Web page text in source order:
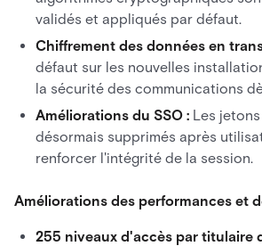
validés et appliqués par défaut.
Chiffrement des données en
défaut sur les nouvelles
la sécurité des communications
Améliorations du SSO : Les
désormais supprimés après
renforcer l'intégrité de la session.
Améliorations des performances et
255 niveaux d'accès par titulaire